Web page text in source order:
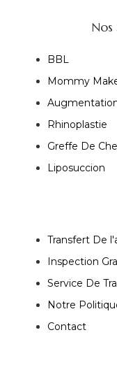
Nos
BBL
Mommy
Rhinoplastie
Greffe De
Liposuccion
Transfert De
Inspection
Service De
Notre
Contact